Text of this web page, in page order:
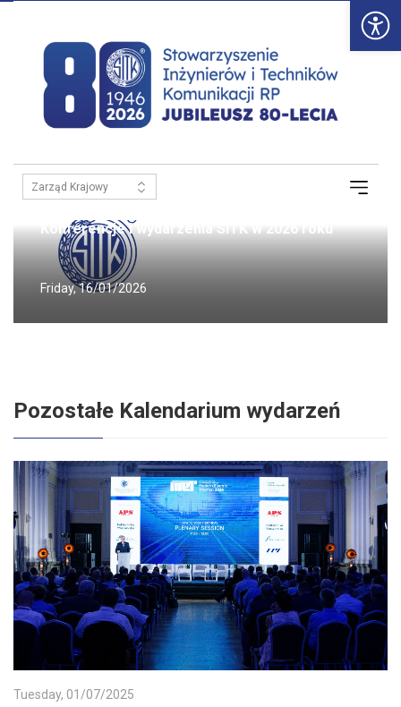
KALENDARIUM WYDARZEŃ
Kalendarium wydarzeń
Konferencje i wydarzenia SITK w 2026 roku
Friday, 16/01/2026
Pozostałe Kalendarium wydarzeń
Tuesday, 01/07/2025